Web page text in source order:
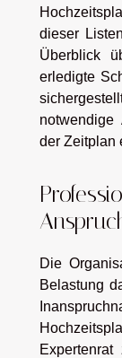
dieser
Überblick
erledigte
notwendige
der Zeitplan
Die
Belastung